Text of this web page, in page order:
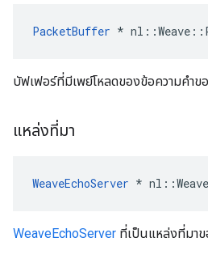
PacketBuffer * nl ::Weave ::
บัฟเฟอร์ที่มีเพย์โหลดของข้อความคำข
แหล่งที่มา
WeaveEchoServer *
WeaveEchoServer ที่เป็นแหล่งที่มา